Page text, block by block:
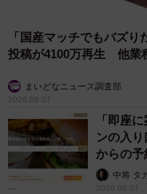
「国産マッチでもバズ
投稿が4100万再生 他業
まいどなニュース調査部
2026.08.07
「即座
ンの入
からの予
中将 タ
2026.08.07